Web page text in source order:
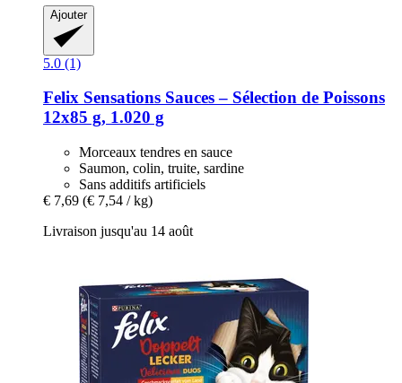
Ajouter
5.0 (1)
Felix Sensations Sauces – Sélection de Poissons
12x85 g, 1.020 g
Morceaux tendres en sauce
Saumon, colin, truite, sardine
Sans additifs artificiels
€ 7,69 (€ 7,54 / kg)
Livraison jusqu'au 14 août